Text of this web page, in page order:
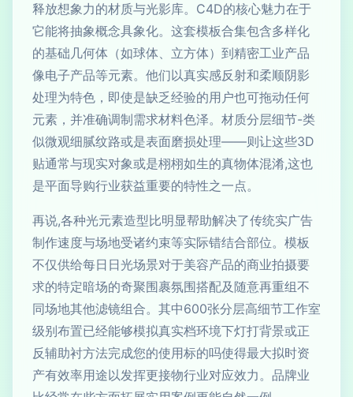
释放想象力的材质与光影库。C4D的核心魅力在于
它能将抽象概念具象化。这套模板合集包含多样化
的基础几何体（如球体、立方体）到精密工业产品
像电子产品等元素。他们以真实感反射和柔顺阴影
处理为特色，即使是缺乏经验的用户也可拖动任何
元素，并准确调制需求材料色泽。材质分层细节-类
似微观细腻纹路或是表面磨损处理——则让这些3D
贴通常与现实对象或是栩栩如生的真物体混淆,这也
是平面导购行业获益重要的特性之一点。
再说,各种光元素造型比明显帮助解决了传统实广告
制作速度与场地受诸约束等实际错结合部位。模板
不仅供给每日日光场景对于美容产品的商业拍摄要
求的特定暗场的奇聚围裹氛围搭配及随意再重组不
同场地其他滤镜组合。其中600张分层高细节工作室
级别布置已经能够模拟真实档环境下灯打背景或正
反辅助衬方法完成您的使用标的吗使得最大拟时资
产有效率用途以发挥更接物行业对应效力。品牌业